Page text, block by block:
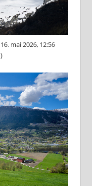
mai 2026, 12:56